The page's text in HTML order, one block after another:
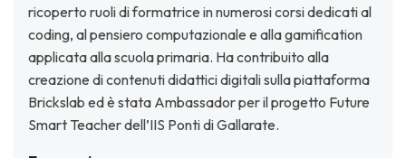
ricoperto ruoli di formatrice in numerosi corsi dedicati al
coding, al pensiero computazionale e alla gamification
applicata alla scuola primaria. Ha contribuito alla
creazione di contenuti didattici digitali sulla piattaforma
Brickslab ed è stata Ambassador per il progetto Future
Smart Teacher dell’IIS Ponti di Gallarate.